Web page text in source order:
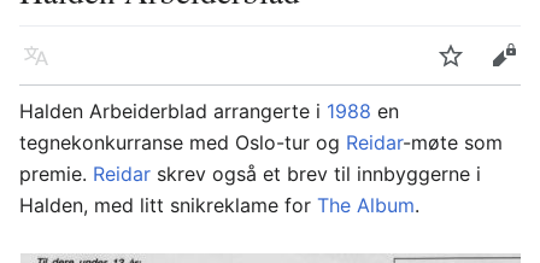
Språk Overvåk
Rediger
Halden Arbeiderblad arrangerte i 1988 en
tegnekonkurranse med Oslo-tur og Reidar-møte som
premie. Reidar skrev også et brev til innbyggerne i
Halden, med litt snikreklame for The Album.